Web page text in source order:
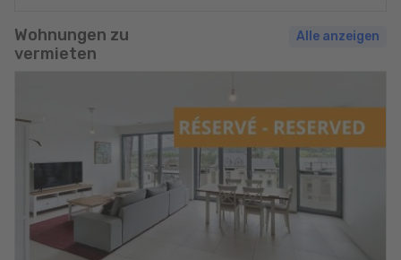
Wohnungen zu
vermieten
Alle anzeigen